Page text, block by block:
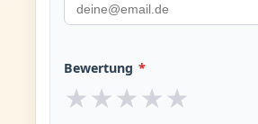
Bewertung *
★ ★ ★ ★ ★